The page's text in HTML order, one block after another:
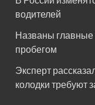
водителей
Названы главные
пробегом
Эксперт
колодки требуют